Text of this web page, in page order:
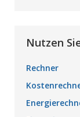
Nutzen
Rechner